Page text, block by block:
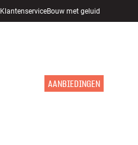
KlantenserviceBouw met geluid
AANBIEDINGEN